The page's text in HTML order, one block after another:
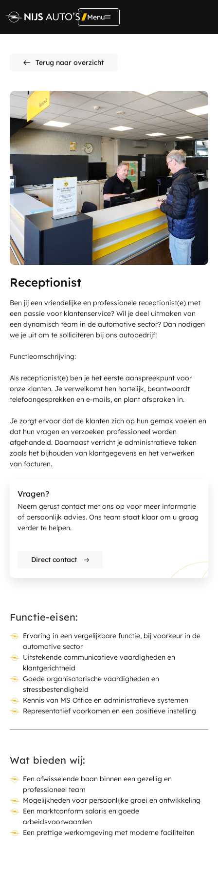
Menu
Aanbod
Diensten
Onderhoud &
reparatie
Vacatures
Over ons
Contact
Contact
0493492356
verkoop@opelnijs.nl
Showroom
Ma t/m Vr:
09.00 - 19:00
Za
09.00 - 17:00
Gesloten
Werkplaats
Ma - Vr: 8.00 - 17.30
Za:
9.00 - 12.00
Zo:
Gesloten
Terug naar overzicht
Receptionist
Ben jij een vriendelijke en professionele receptionist(e) met
een passie voor klantenservice? Wil je deel uitmaken van
een dynamisch team in de automotive sector? Dan nodigen
we je uit om te solliciteren bij ons autobedrijf!
Functieomschrijving:
Als receptionist(e) ben je het eerste aanspreekpunt voor
onze klanten. Je verwelkomt hen hartelijk, beantwoordt
telefoongesprekken en e-mails, en plant afspraken in.
Je zorgt ervoor dat de klanten zich op hun gemak voelen en
dat hun vragen en verzoeken professioneel worden
afgehandeld. Daarnaast verricht je administratieve taken
zoals het bijhouden van klantgegevens en het verwerken
van facturen.
Vragen?
Neem gerust contact met ons op voor meer informatie
of persoonlijk advies. Ons team staat klaar om u graag
verder te helpen.
Direct contact
Functie-eisen:
Ervaring in een vergelijkbare functie, bij voorkeur in de
automotive sector
Uitstekende communicatieve vaardigheden en
klantgerichtheid
Goede organisatorische vaardigheden en
stressbestendigheid
Kennis van MS Office en administratieve systemen
Representatief voorkomen en een positieve instelling
Wat bieden wij:
Een afwisselende baan binnen een gezellig en
professioneel team
Mogelijkheden voor persoonlijke groei en ontwikkeling
Een marktconform salaris en goede
arbeidsvoorwaarden
Een prettige werkomgeving met moderne faciliteiten